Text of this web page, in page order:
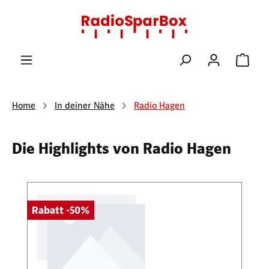
Zum Hauptinhalt springen
Home In deiner Nähe Radio Hagen
Die Highlights von Radio Hagen
Rabatt -50%